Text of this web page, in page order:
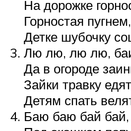
На дорожке
Горностая пугнем,
Детке шубочку
Лю лю, лю лю,
Да в огороде
Зайки травку
Детям спать
Баю баю бай бай,